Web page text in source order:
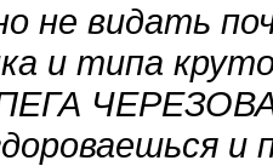
не видать
и типа